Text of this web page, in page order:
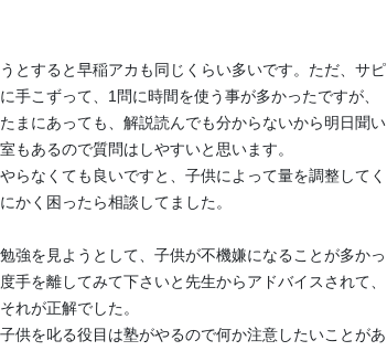
とすると早稲アカも同じくらい多いです。ただ、サピ
手こずって、1問に時間を使う事が多かったですが、
まにあっても、解説読んでも分からないから明日聞い
もあるので質問はしやすいと思います。
らなくても良いですと、子供によって量を調整してく
かく困ったら相談してました。
強を見ようとして、子供が不機嫌になることが多かっ
手を離してみて下さいと先生からアドバイスされて、
れが正解でした。
供を叱る役目は塾がやるので何か注意したいことがあ